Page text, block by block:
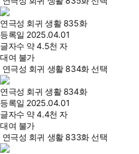
연극성 회귀 생활 835화
등록일 2025.04.01
글자수 약 4.5천 자
대여 불가
연극성 회귀 생활 834화 선택
연극성 회귀 생활 834화
등록일 2025.04.01
글자수 약 4.4천 자
대여 불가
연극성 회귀 생활 833화 선택